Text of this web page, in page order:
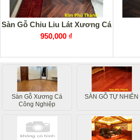
Sàn Gỗ Chiu Liu Lát Xương Cá
950,000 ₫
Sàn Gỗ Xương Cá
Công Nghiệp
SÀN GỖ TỰ NHIÊN